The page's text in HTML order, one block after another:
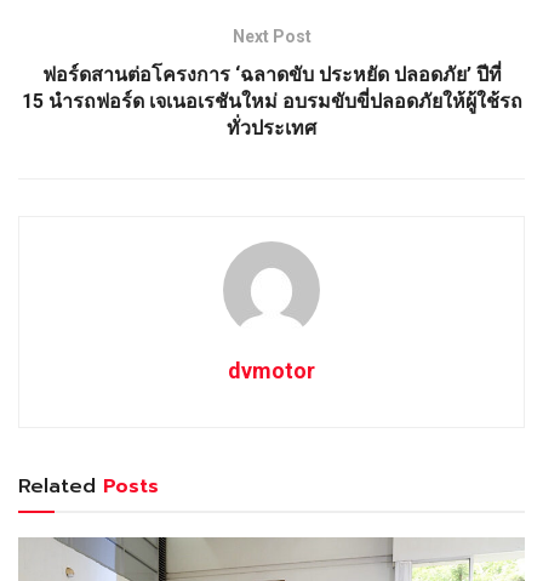
Next Post
ฟอร์ดสานต่อโครงการ ‘ฉลาดขับ ประหยัด ปลอดภัย’ ปีที่
15 นำรถฟอร์ด เจเนอเรชันใหม่ อบรมขับขี่ปลอดภัยให้ผู้ใช้รถ
ทั่วประเทศ
dvmotor
Related Posts